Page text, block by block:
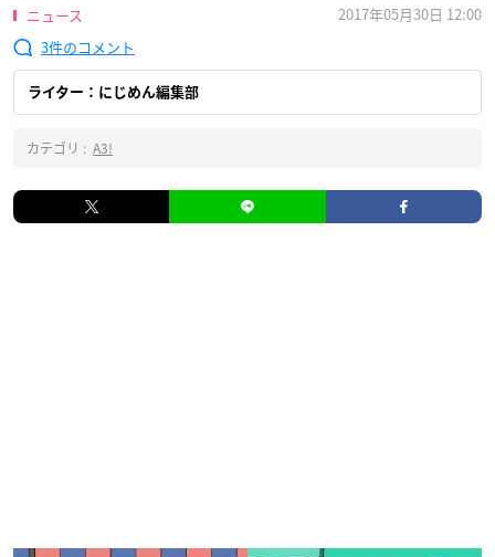
ニュース
2017年05月30日 12:00
3
ライター：にじめん編集部
カテゴリ : A3!